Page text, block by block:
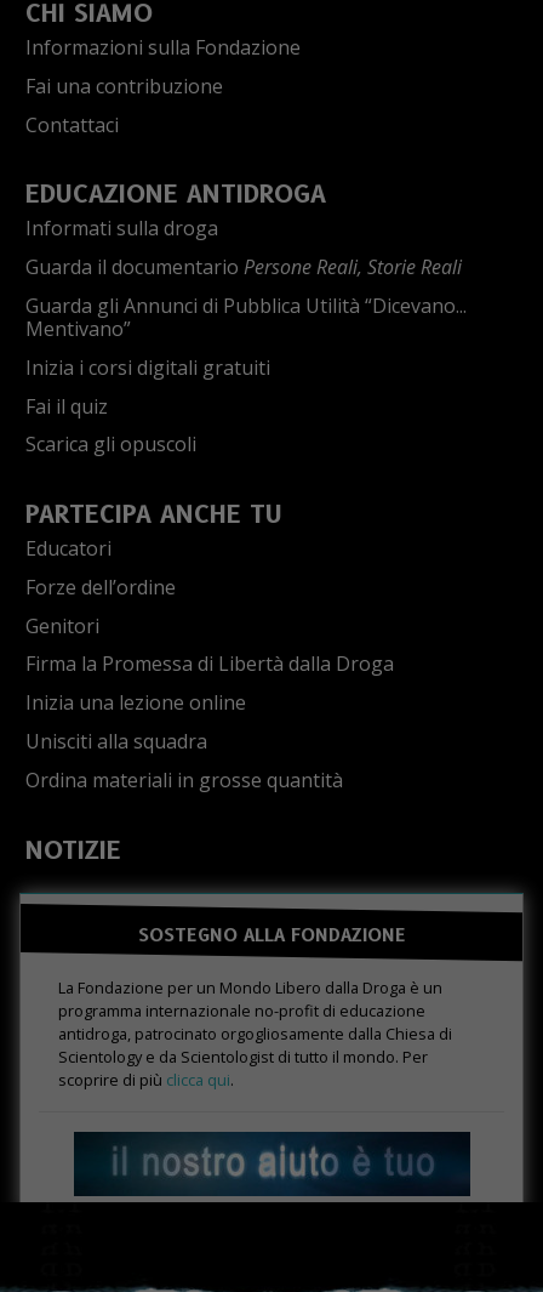
CHI SIAMO
Informazioni sulla Fondazione
Fai una contribuzione
Contattaci
EDUCAZIONE ANTIDROGA
Informati sulla droga
Guarda il documentario Persone Reali, Storie Reali
Guarda gli Annunci di Pubblica Utilità “Dicevano...
Mentivano”
Inizia i corsi digitali gratuiti
Fai il quiz
Scarica gli opuscoli
PARTECIPA ANCHE TU
Educatori
Forze dell’ordine
Genitori
Firma la Promessa di Libertà dalla Droga
Inizia una lezione online
Unisciti alla squadra
Ordina materiali in grosse quantità
NOTIZIE
SOSTEGNO ALLA FONDAZIONE
La Fondazione per un Mondo Libero dalla Droga è un
programma internazionale no-profit di educazione
antidroga, patrocinato orgogliosamente dalla Chiesa di
Scientology e da Scientologist di tutto il mondo. Per
scoprire di più clicca qui.